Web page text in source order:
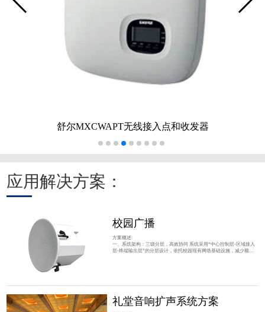
舒尔MXCWAPT无线接入点和收发器
应用解决方案：
校园广播
方案概述:
一、系统架构：三级分层，高效协同 系统采用“中心控制层-区域接入
层-终端输出层”的分层设计，依托校园现有网络基础设施，减少额外
礼堂音响扩声系统方案